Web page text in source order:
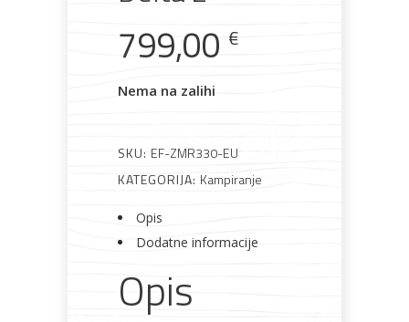
u ponudi
materijali
799,00 €
Nema na zalihi
SKU: EF-ZMR330-EU
KATEGORIJA: Kampiranje
Opis
Dodatne informacije
Opis